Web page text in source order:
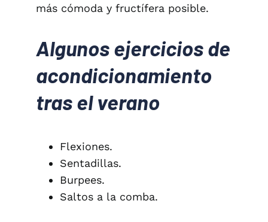
más cómoda y fructífera posible.
Algunos ejercicios de
acondicionamiento
tras el verano
Flexiones.
Sentadillas.
Burpees.
Saltos a la comba.